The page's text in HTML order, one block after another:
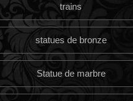
trains
statues de bronze
Statue de marbre